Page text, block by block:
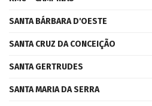
SANTA BÁRBARA D'OESTE
SANTA CRUZ DA CONCEIÇÃO
SANTA GERTRUDES
SANTA MARIA DA SERRA